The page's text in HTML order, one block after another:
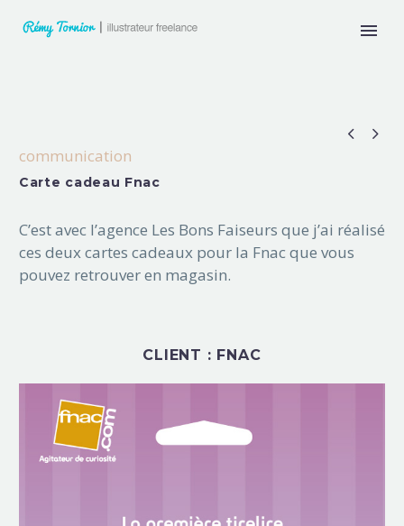
 
communication
Carte cadeau Fnac
C’est avec l’agence Les Bons Faiseurs que j’ai réalisé
ces deux cartes cadeaux pour la Fnac que vous
pouvez retrouver en magasin.
CLIENT : FNAC